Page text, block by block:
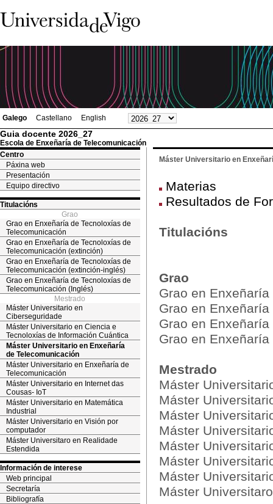
Galego Castellano English
Guia docente 2026_27
Escola de Enxeñaría de Telecomunicación
Centro
Páxina web
Presentación
Equipo directivo
Titulacións
Grao
Grao en Enxeñaría de Tecnoloxías de
Telecomunicación
Grao en Enxeñaría de Tecnoloxías de
Telecomunicación (extinción)
Grao en Enxeñaría de Tecnoloxías de
Telecomunicación (extinción-inglés)
Grao en Enxeñaría de Tecnoloxías de
Telecomunicación (Inglés)
Mestrado
Máster Universitario en
Ciberseguridade
Máster Universitario en Ciencia e
Tecnoloxías de Información Cuántica
Máster Universitario en Enxeñaría
de Telecomunicación
Máster Universitario en Enxeñaría de
Telecomunicación
Máster Universitario en Internet das
Cousas- IoT
Máster Universitario en Matemática
Industrial
Máster Universitario en Visión por
computador
Máster Universitaro en Realidade
Estendida
Información de interese
Web principal
Secretaría
Bibliografía
Máster Universitario en
Materias
Resultados de
Titulacións
Grao
Grao en
Grao en
Grao en
Grao en
Mestrado
Máster
Máster
Máster
Máster
Máster
Máster
Máster
Máster